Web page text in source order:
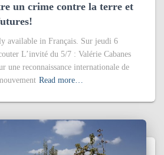
un crime contre la terre et
available in Français. Sur jeudi 6
L’invité du 5/7 : Valérie Cabanes
une reconnaissance internationale de
Read more…